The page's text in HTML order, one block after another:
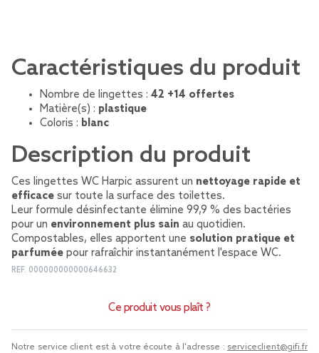
Caractéristiques du produit
Nombre de lingettes : 42 +14 offertes
Matière(s) : plastique
Coloris : blanc
Description du produit
Ces lingettes WC Harpic assurent un nettoyage rapide et
efficace sur toute la surface des toilettes.
Leur formule désinfectante élimine 99,9 % des bactéries
pour un environnement plus sain au quotidien.
Compostables, elles apportent une solution pratique et
parfumée pour rafraîchir instantanément l'espace WC.
REF. 000000000000646632
Ce produit vous plaît ?
Notre service client est à votre écoute à l'adresse : serviceclient@gifi.fr